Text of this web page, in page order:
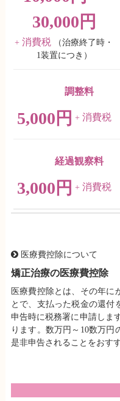
30,000円
+消費税
（治療終了時・
1装置につき）
調整料
5,000円 + 消費税
経過観察料
3,000円 + 消費税
医療費控除について
矯正治療の医療費控除
医療費控除とは、その年に
とで、支払った税金の還付
申告時に税務署に申請しま
ります。数万円～10数万円
是非申告されることをおす